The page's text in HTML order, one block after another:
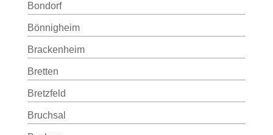
Bondorf
Bönnigheim
Brackenheim
Bretten
Bretzfeld
Bruchsal